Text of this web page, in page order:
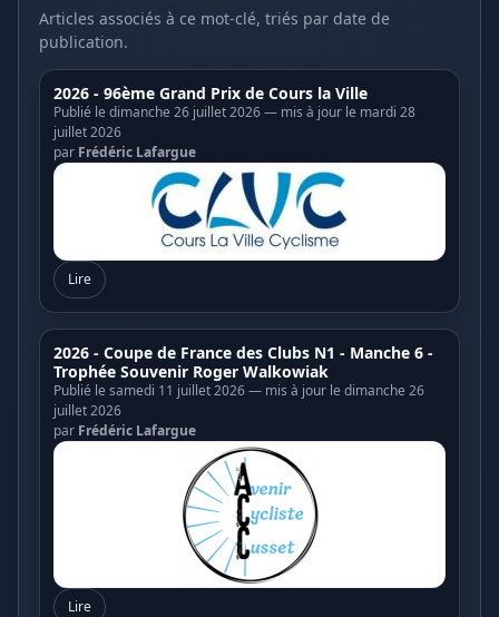
Articles associés à ce mot-clé, triés par date de
publication.
2026 - 96ème Grand Prix de Cours la Ville
Publié le dimanche 26 juillet 2026 — mis à jour le mardi 28
juillet 2026
par Frédéric Lafargue
Lire
2026 - Coupe de France des Clubs N1 - Manche 6 -
Trophée Souvenir Roger Walkowiak
Publié le samedi 11 juillet 2026 — mis à jour le dimanche 26
juillet 2026
par Frédéric Lafargue
Lire